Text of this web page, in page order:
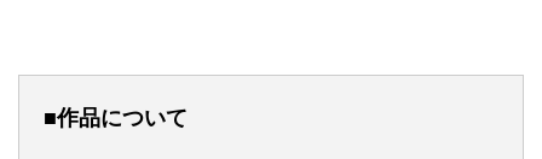
■作品について